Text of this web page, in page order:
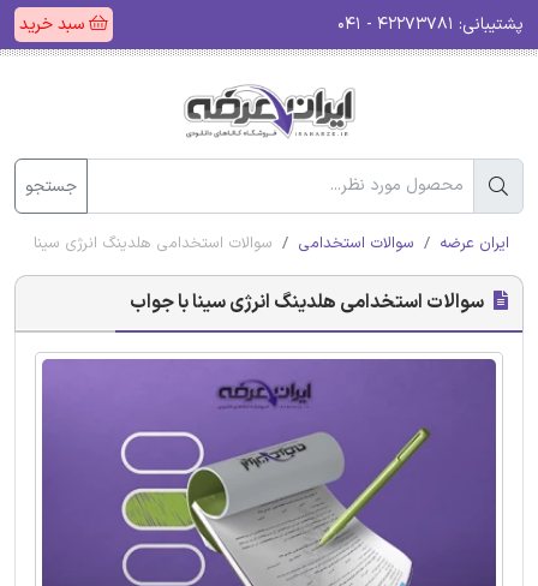
پشتیبانی: سبد خرید
جستجو
ایران عرضه سوالات استخدامی سوالات استخدامی هلدینگ انرژی سینا با
سوالات استخدامی هلدینگ انرژی سینا با جواب